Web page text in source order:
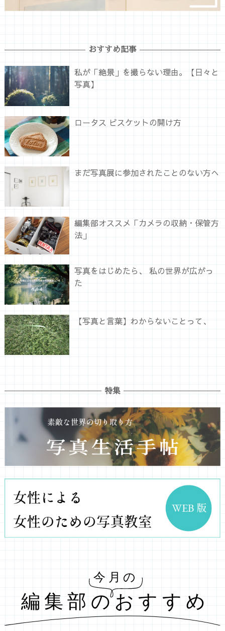
おすすめ記事
私が「絶景」を撮らない理由。【日々と
写真】
ロータス ビスケットの開け方
まだ写真展に参加されたことのない方へ
編集部オススメ「カメラの収納・保管方
法」
写真をはじめたら、 私の世界が広がっ
た
【写真と言葉】わからないことって、
特集